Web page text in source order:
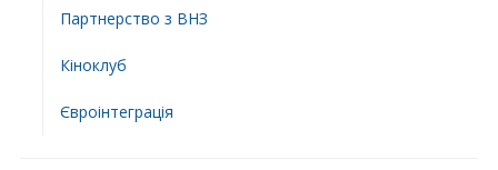
Партнерство з ВНЗ
Кіноклуб
Євроінтеграція